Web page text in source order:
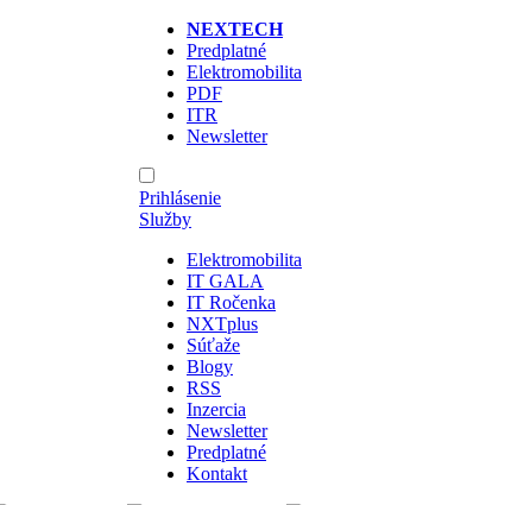
NEXTECH
Predplatné
Elektromobilita
PDF
ITR
Newsletter
Prihlásenie
Služby
Elektromobilita
IT GALA
IT Ročenka
NXTplus
Súťaže
Blogy
RSS
Inzercia
Newsletter
Predplatné
Kontakt